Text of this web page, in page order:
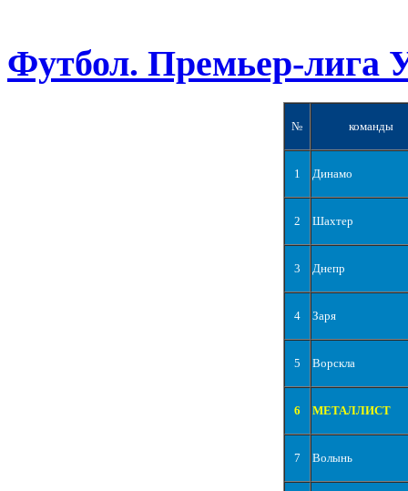
Футбол. Премьер-лига
№ команды
1 Динамо
2 Шахтер
3 Днепр
4 Заря
5 Ворскла
6 МЕТАЛЛИСТ
7 Волынь